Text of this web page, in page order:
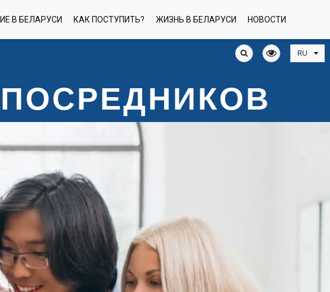
В БЕЛАРУСИ КАК ПОСТУПИТЬ? ЖИЗНЬ В БЕЛАРУСИ НОВОСТИ
ПОСРЕДНИКОВ